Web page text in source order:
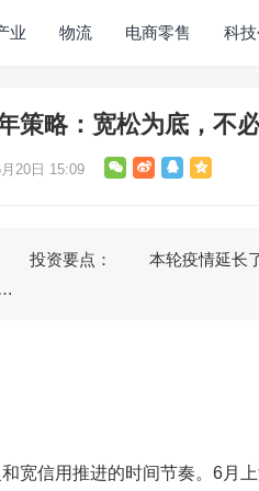
业 物流 电商零售 科
策略：宽松为底，不
20日 15:09
资要点： 本轮疫情延长了经
信用推进的时间节奏。6月上